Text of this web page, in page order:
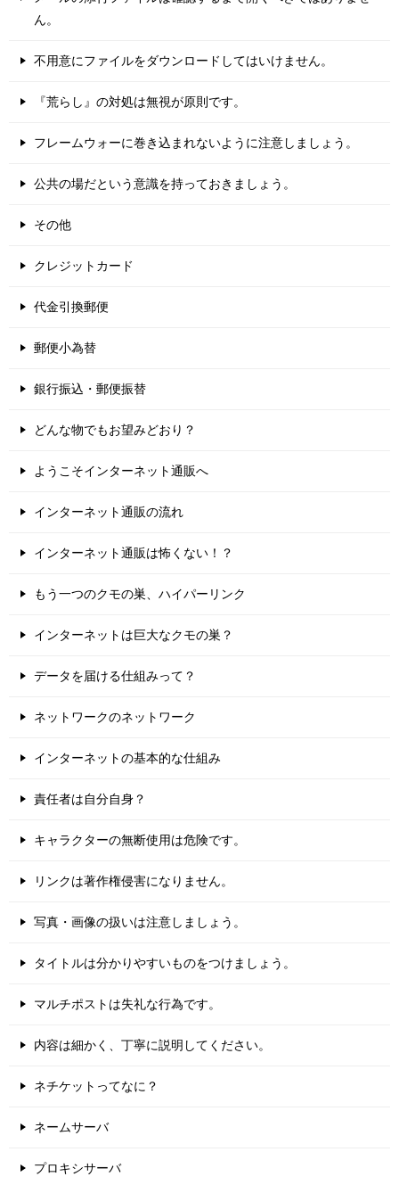
ん。
不用意にファイルをダウンロードしてはいけません。
『荒らし』の対処は無視が原則です。
フレームウォーに巻き込まれないように注意しましょう。
公共の場だという意識を持っておきましょう。
その他
クレジットカード
代金引換郵便
郵便小為替
銀行振込・郵便振替
どんな物でもお望みどおり？
ようこそインターネット通販へ
インターネット通販の流れ
インターネット通販は怖くない！？
もう一つのクモの巣、ハイパーリンク
インターネットは巨大なクモの巣？
データを届ける仕組みって？
ネットワークのネットワーク
インターネットの基本的な仕組み
責任者は自分自身？
キャラクターの無断使用は危険です。
リンクは著作権侵害になりません。
写真・画像の扱いは注意しましょう。
タイトルは分かりやすいものをつけましょう。
マルチポストは失礼な行為です。
内容は細かく、丁寧に説明してください。
ネチケットってなに？
ネームサーバ
プロキシサーバ